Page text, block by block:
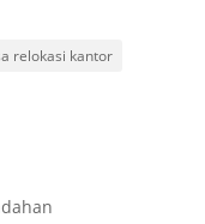
relokasi kantor